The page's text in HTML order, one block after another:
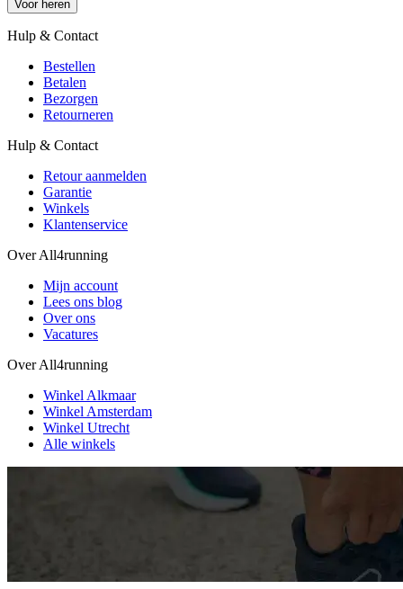
Voor heren
Hulp & Contact
Bestellen
Betalen
Bezorgen
Retourneren
Hulp & Contact
Retour aanmelden
Garantie
Winkels
Klantenservice
Over All4running
Mijn account
Lees ons blog
Over ons
Vacatures
Over All4running
Winkel Alkmaar
Winkel Amsterdam
Winkel Utrecht
Alle winkels